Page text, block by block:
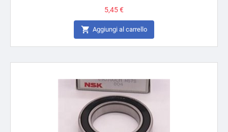
Prezzo
5,45 €
 Aggiungi al carrello